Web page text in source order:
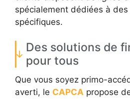
spécialement dédiées à
spécifiques.
Des solutions de
pour tous
Que vous soyez primo-
averti, le CAPCA propose